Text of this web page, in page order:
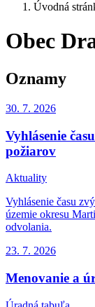
Úvodná
Obec
Oznamy
30. 7. 2026
Vyhlásenie
požiarov
Aktuality
Vyhlásenie času
územie okresu
odvolania.
23. 7. 2026
Menovanie a